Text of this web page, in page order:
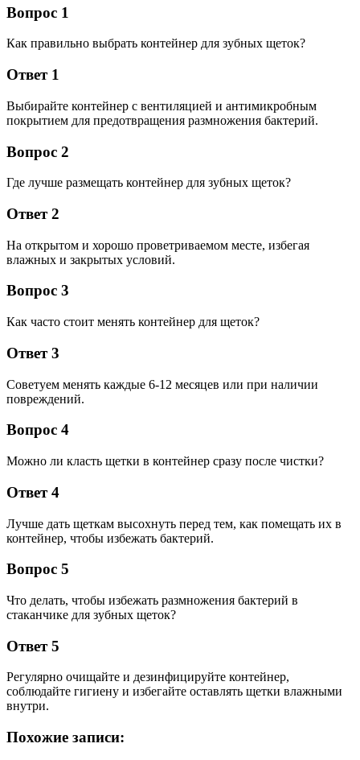
Вопрос 1
Как правильно выбрать контейнер для зубных щеток?
Ответ 1
Выбирайте контейнер с вентиляцией и антимикробным
покрытием для предотвращения размножения бактерий.
Вопрос 2
Где лучше размещать контейнер для зубных щеток?
Ответ 2
На открытом и хорошо проветриваемом месте, избегая
влажных и закрытых условий.
Вопрос 3
Как часто стоит менять контейнер для щеток?
Ответ 3
Советуем менять каждые 6-12 месяцев или при наличии
повреждений.
Вопрос 4
Можно ли класть щетки в контейнер сразу после чистки?
Ответ 4
Лучше дать щеткам высохнуть перед тем, как помещать их в
контейнер, чтобы избежать бактерий.
Вопрос 5
Что делать, чтобы избежать размножения бактерий в
стаканчике для зубных щеток?
Ответ 5
Регулярно очищайте и дезинфицируйте контейнер,
соблюдайте гигиену и избегайте оставлять щетки влажными
внутри.
Похожие записи: